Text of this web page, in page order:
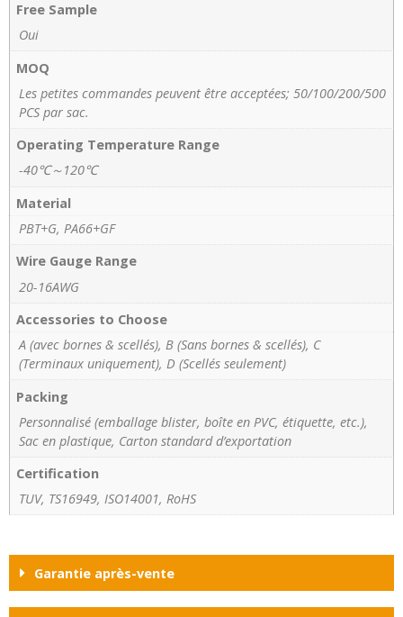
Free Sample
Oui
MOQ
Les petites commandes peuvent être acceptées; 50/100/200/500
PCS par sac.
Operating Temperature Range
-40℃～120℃
Material
PBT+G, PA66+GF
Wire Gauge Range
20-16AWG
Accessories to Choose
A (avec bornes & scellés), B (Sans bornes & scellés), C
(Terminaux uniquement), D (Scellés seulement)
Packing
Personnalisé (emballage blister, boîte en PVC, étiquette, etc.),
Sac en plastique, Carton standard d’exportation
Certification
TUV, TS16949, ISO14001, RoHS
Garantie après-vente